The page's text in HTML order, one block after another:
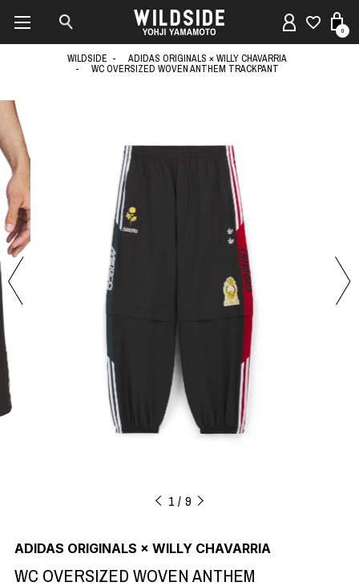
0
WILDSIDE
ADIDAS ORIGINALS × WILLY CHAVARRIA
WC OVERSIZED WOVEN ANTHEM TRACKPANT
1 9
ADIDAS ORIGINALS × WILLY CHAVARRIA
WC OVERSIZED WOVEN ANTHEM